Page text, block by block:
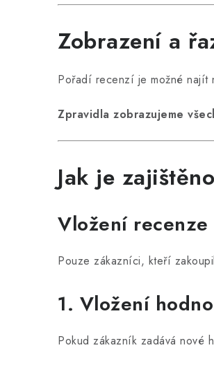
Zobrazení a
Pořadí recenzí je možné najít
Zpravidla zobrazujeme
Jak je
Vložení recenze
Pouze zákazníci, kteří
1. Vložení
Pokud zákazník zadává nové